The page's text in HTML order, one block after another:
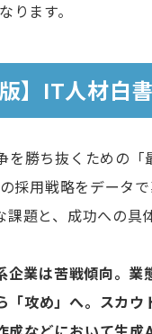
ります。
版】IT人材白
勝ち抜くための「
採用戦略をデータ
題と、成功への具
企業は苦戦傾向。業
「攻め」へ。スカ